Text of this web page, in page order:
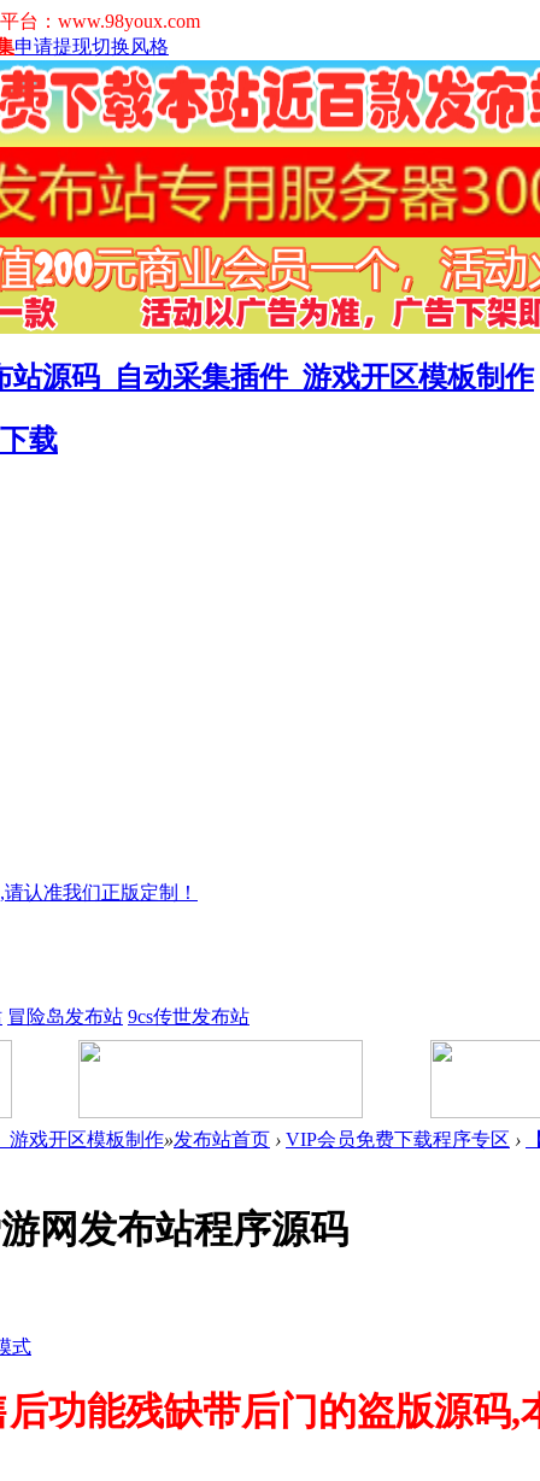
台：www.98youx.com
申请提现切换风格
认准我们正版定制！
冒险岛发布站 9cs传世发布站
游戏开区模板制作»发布站首页 › VIP会员免费下载程序专区 ›
网发布站程序源码
式
功能残缺带后门的盗版源码